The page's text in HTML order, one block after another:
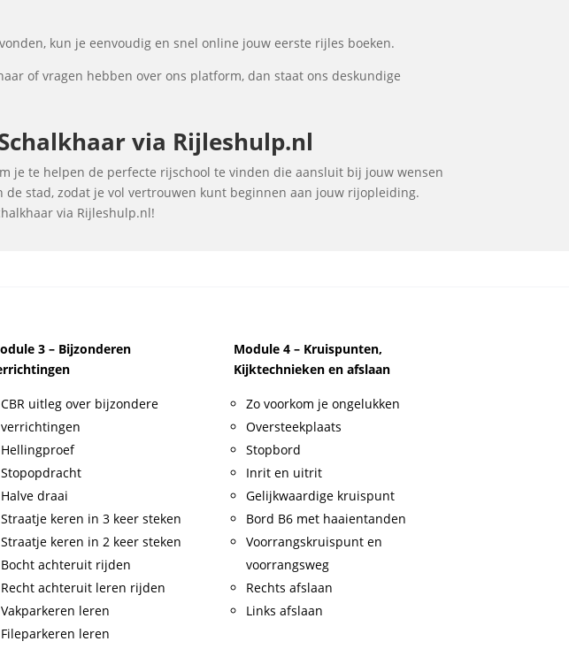
kun je eenvoudig en snel online jouw eerste rijles boeken.
of vragen hebben over ons platform, dan staat ons deskundige
via Rijleshulp.nl
je te helpen de perfecte rijschool te vinden die aansluit bij jouw wensen
stad, zodat je vol vertrouwen kunt beginnen aan jouw rijopleiding.
via Rijleshulp.nl!
3 – Bijzonderen
CBR uitleg over bijzondere
verrichtingen
Hellingproef
Stopopdracht
Halve draai
Straatje keren in 3 keer steken
Straatje keren in 2 keer steken
Bocht achteruit rijden
Recht achteruit leren rijden
Vakparkeren leren
Fileparkeren leren
Module 4 – Kruispunten,
Kijktechnieken en afslaan
Zo voorkom je ongelukken
Oversteekplaats
Stopbord
Inrit en uitrit
Gelijkwaardige kruispunt
Bord B6 met haaientanden
Voorrangskruispunt en
voorrangsweg
Rechts afslaan
Links afslaan